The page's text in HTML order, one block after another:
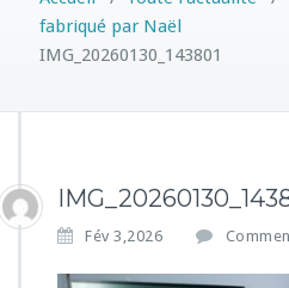
fabriqué par Naël
IMG_20260130_143801
Fév 3,2026